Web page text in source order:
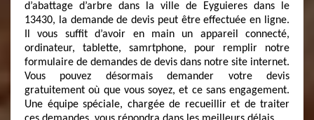
d’abattage d’arbre dans la ville de Eyguieres dans le
13430, la demande de devis peut être effectuée en ligne.
Il vous suffit d’avoir en main un appareil connecté,
ordinateur, tablette, samrtphone, pour remplir notre
formulaire de demandes de devis dans notre site internet.
Vous pouvez désormais demander votre devis
gratuitement où que vous soyez, et ce sans engagement.
Une équipe spéciale, chargée de recueillir et de traiter